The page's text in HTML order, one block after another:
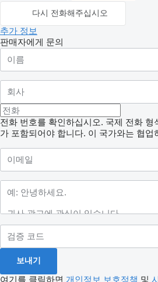
다시 전화해주십시오
추가 정보
판매자에게 문의
전화 번호를 확인하십시오. 국제 전화 형
가 포함되어야 합니다. 이 국가와는 협업
여기를 클릭하면 개인정보 보호정책 및